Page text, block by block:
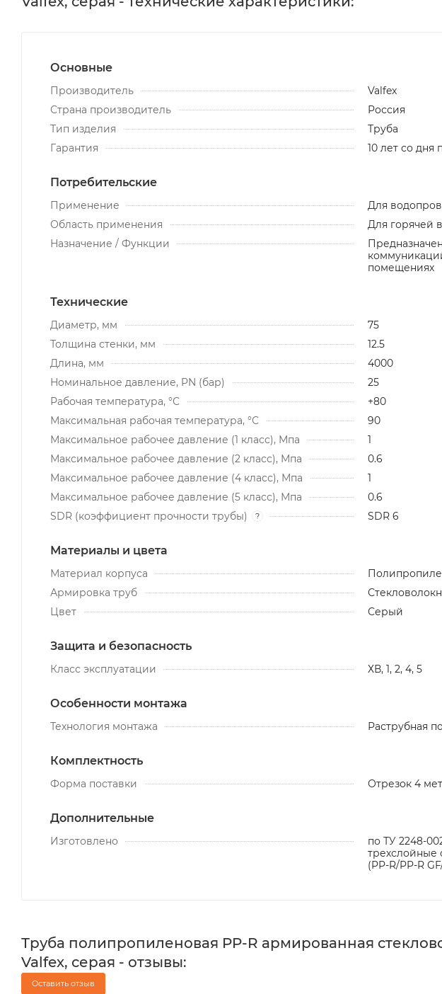
Основные
Производитель
Valfex
Страна производитель
Россия
Тип изделия
Труба
Гарантия
10 лет со дня
Потребительские
Применение
Для
Область применения
Для горячей
Назначение / Функции
помещениях
Технические
Диаметр, мм
75
Толщина стенки, мм
12.5
Длина, мм
4000
Номинальное давление, PN (бар)
25
Рабочая температура, °С
+80
Максимальная рабочая температура, °С
90
Максимальное рабочее давление (1 класс), Мпа
1
Максимальное рабочее давление (2 класс), Мпа
0.6
Максимальное рабочее давление (4 класс), Мпа
1
Максимальное рабочее давление (5 класс), Мпа
0.6
SDR (коэффициент прочности трубы)
? SDR 6
Материалы и цвета
Материал корпуса
Армировка труб
Цвет
Серый
Защита и безопасность
Класс эксплуатации ХВ, 1, 2, 4, 5
Особенности монтажа
Технология монтажа Раструбная
Комплектность
Форма поставки Отрезок 4
Дополнительные
Изготовлено
по ТУ 2248-
трехслойные
(PP-R/PP-R
Труба полипропиленовая PP-R армированная
Valfex, серая - отзывы:
Оставить отзыв